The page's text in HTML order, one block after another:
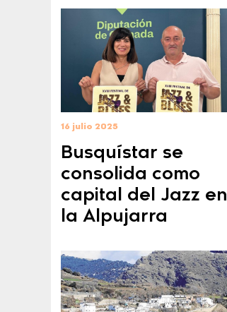
16 julio 2025
Busquístar se
consolida como
capital del Jazz en
la Alpujarra